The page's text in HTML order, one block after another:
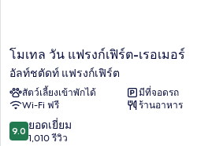
โม
เทล
วัน
แฟ
รงก์เฟิร์ต-
เรอ
เม
โมเทล วัน แฟรงก์เฟิร์ต-เรอเมอร์
อัลท์ชตัดท์ แฟรงก์เฟิร์ต
สัตว์เลี้ยงเข้าพักได้
มีที่จอดรถ
Wi-Fi ฟรี
ร้านอาหาร
9.0
จาก
9.0 ยอดเยี่ยม
1,010 รีวิว